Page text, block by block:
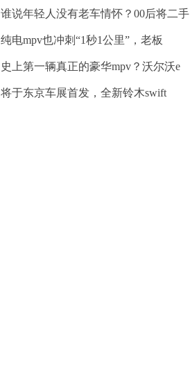
谁说年轻人没有老车情怀？00后将二手
纯电mpv也冲刺“1秒1公里”，老板
史上第一辆真正的豪华mpv？沃尔沃e
将于东京车展首发，全新铃木swift